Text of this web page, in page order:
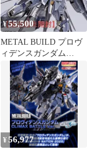
¥55,500
METAL BUILD プロヴ
ィデンスガンダム
CLIMAX BATTLE Ver
¥56,977